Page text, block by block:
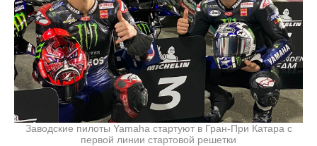
Заводские пилоты Yamaha стартуют в Гран-При Катара с
первой линии стартовой решетки